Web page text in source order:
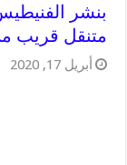
متنقل قريب
أبريل 17, 2020